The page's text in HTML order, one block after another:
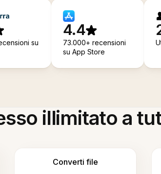
su
4.4
73.000+ recensioni
su App Store
illimitato a
Converti file